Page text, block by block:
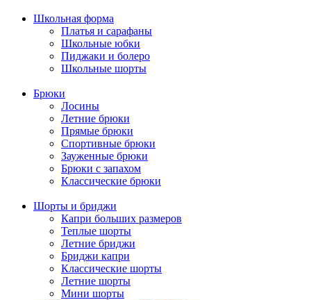
Школьная форма
Платья и сарафаны
Школьные юбки
Пиджаки и болеро
Школьные шорты
Брюки
Лосины
Летние брюки
Прямые брюки
Спортивные брюки
Зауженные брюки
Брюки с запахом
Классические брюки
Шорты и бриджи
Капри больших размеров
Теплые шорты
Летние бриджи
Бриджи капри
Классические шорты
Летние шорты
Мини шорты